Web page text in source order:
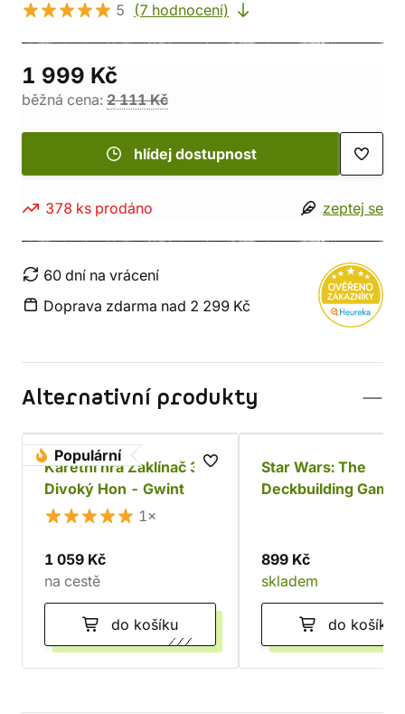
5
(7 hodnocení)
1 999 Kč
běžná cena: 2 111 Kč
hlídej dostupnost
378 ks prodáno zeptej se
60 dní na vrácení
Doprava zdarma nad 2 299 Kč
Alternativní produkty
Populární
Karetní hra Zaklínač 3:
Divoký Hon - Gwint
1×
1 059 Kč
na cestě
do košíku
Star Wars: The
Deckbuilding Game
899 Kč
skladem
do košíku